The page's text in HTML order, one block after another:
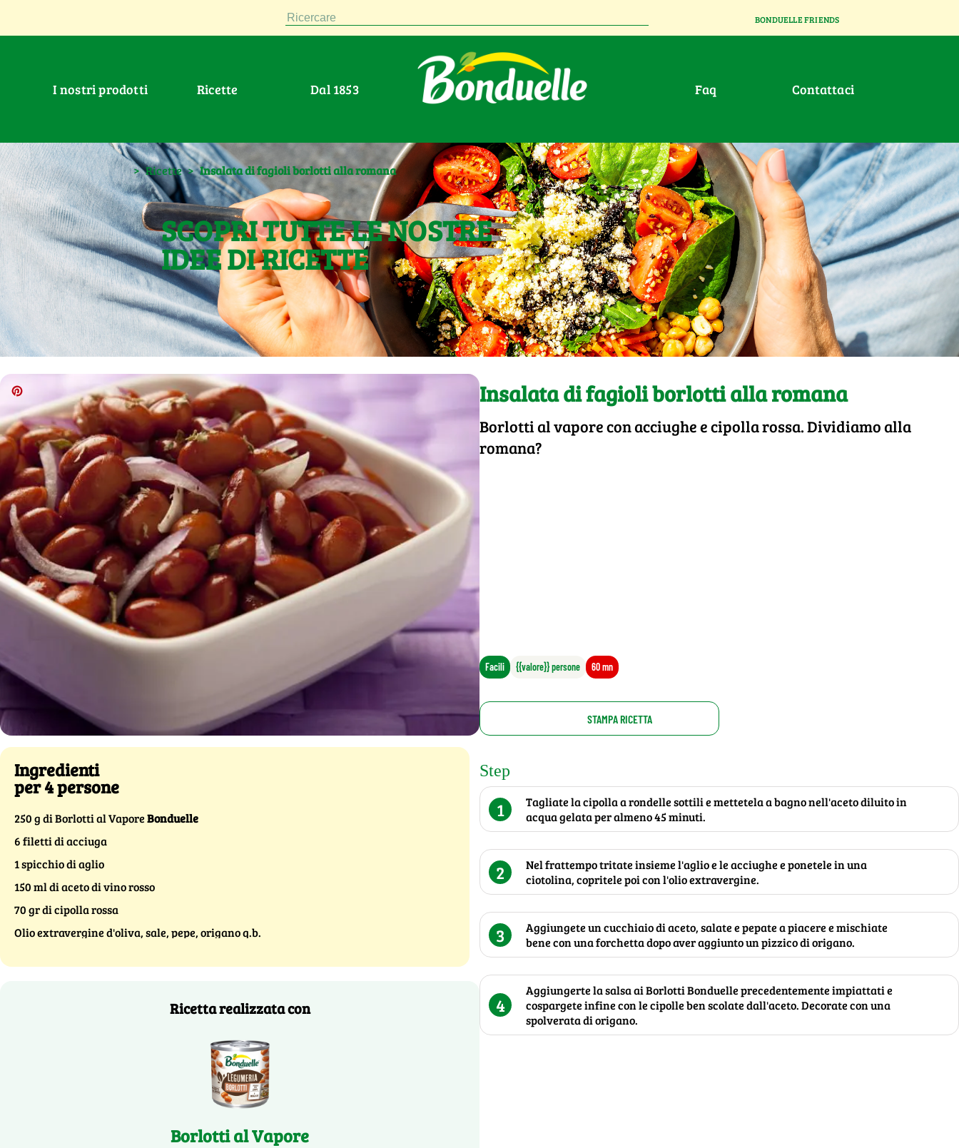
Ricercare BONDUELLE FRIENDS
I nostri prodotti Ricette Dal 1853 faq contattaci
> Ricette > Insalata di fagioli borlotti alla romana
SCOPRI TUTTE LE NOSTRE
IDEE DI RICETTE
Insalata di fagioli borlotti alla romana
Borlotti al vapore con acciughe e cipolla rossa. Dividiamo alla
romana?
Facili {{valore}} persone 60 mn
STAMPA RICETTA
Ingredienti
per 4 persone
250 g di Borlotti al VaporeBonduelle
6 filetti di acciuga
1 spicchio di aglio
150 ml di aceto di vino rosso
70 gr di cipolla rossa
Olio extravergine d'oliva, sale, pepe, origano q.b.
Ricetta realizzata con
Borlotti al Vapore
Step
1
Tagliate la cipolla a rondelle sottili e mettetela a bagno nell'aceto diluito in
acqua gelata per almeno 45 minuti.
2
Nel frattempo tritate insieme l'aglio e le acciughe e ponetele in una
ciotolina, copritele poi con l'olio extravergine.
3
Aggiungete un cucchiaio di aceto, salate e pepate a piacere e mischiate
bene con una forchetta dopo aver aggiunto un pizzico di origano.
4
Aggiungerte la salsa ai Borlotti Bonduelle precedentemente impiattati e
cospargete infine con le cipolle ben scolate dall'aceto. Decorate con una
spolverata di origano.